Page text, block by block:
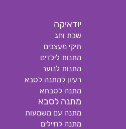
יודאיקה
שבת וחג
תיקי מעצבים
מתנות לילדים
מתנות לנוער
רעיון למתנה לסבא
מתנה לסבתא
מתנה לסבא
מתנה עם משמעות
מתנה לחיילים